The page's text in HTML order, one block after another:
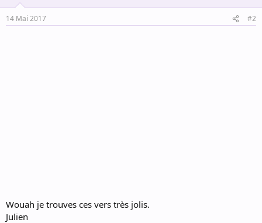
s
14 Mai 2017 #2
Wouah je trouves ces vers très jolis.
Julien